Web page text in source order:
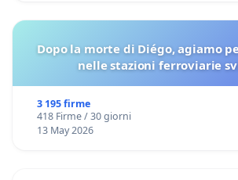
Dopo la morte di Diégo, agiamo
nelle stazioni ferroviarie
3 195 firme
418 Firme / 30 giorni
13 May 2026